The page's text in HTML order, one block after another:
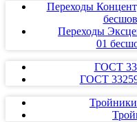
Переходы
Переходы
01
ГОСТ
ГОСТ